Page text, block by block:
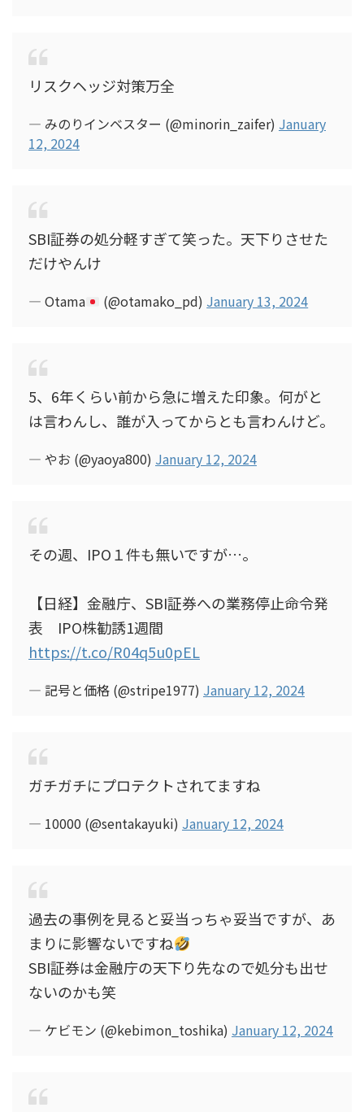
リスクヘッジ対策万全
— みのりインベスター (@minorin_zaifer) January
12, 2024
SBI証券の処分軽すぎて笑った。天下りさせた
だけやんけ
— Otama (@otamako_pd) January 13, 2024
5、6年くらい前から急に増えた印象。何がと
は言わんし、誰が入ってからとも言わんけど。
— やお (@yaoya800) January 12, 2024
その週、IPO１件も無いですが…。
【日経】金融庁、SBI証券への業務停止命令発
表 IPO株勧誘1週間
https://t.co/R04q5u0pEL
— 記号と価格 (@stripe1977) January 12, 2024
ガチガチにプロテクトされてますね
— 10000 (@sentakayuki) January 12, 2024
過去の事例を見ると妥当っちゃ妥当ですが、あ
まりに影響ないですね
SBI証券は金融庁の天下り先なので処分も出せ
ないのかも笑
— ケビモン (@kebimon_toshika) January 12, 2024